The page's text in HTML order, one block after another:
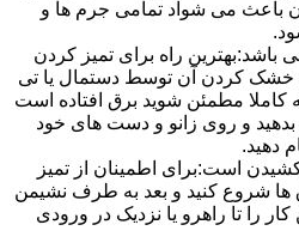
باعث می شواد تمامی جرم ها و
راه برای تمیز کردن
خشک کردن آن توسط دستمال یا تی
مطمئن شوید برق افتاده است
و روی زانو و دست های خود
دهید.
است:برای اطمینان از تمیز
ها شروع کنید و بعد به طرف نشیمن
کار را تا راهرو یا نزدیک در ورودی